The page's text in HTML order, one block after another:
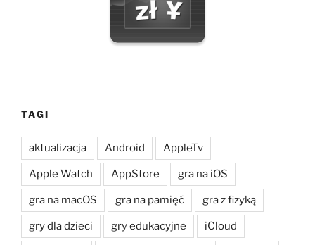
TAGI
aktualizacja Android AppleTv
Apple Watch AppStore gra na iOS
gra na macOS gra na pamięć gra z fizyką
gry dla dzieci gry edukacyjne iCloud